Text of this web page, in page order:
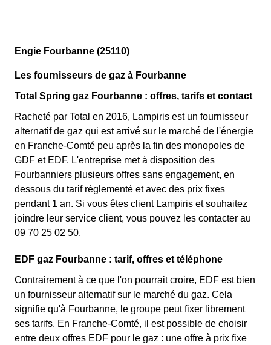
Engie Fourbanne (25110)
Les fournisseurs de gaz à Fourbanne
Total Spring gaz Fourbanne : offres, tarifs et contact
Racheté par Total en 2016, Lampiris est un fournisseur
alternatif de gaz qui est arrivé sur le marché de l'énergie
en Franche-Comté peu après la fin des monopoles de
GDF et EDF. L'entreprise met à disposition des
Fourbanniers plusieurs offres sans engagement, en
dessous du tarif réglementé et avec des prix fixes
pendant 1 an. Si vous êtes client Lampiris et souhaitez
joindre leur service client, vous pouvez les contacter au
09 70 25 02 50.
EDF gaz Fourbanne : tarif, offres et téléphone
Contrairement à ce que l'on pourrait croire, EDF est bien
un fournisseur alternatif sur le marché du gaz. Cela
signifie qu'à Fourbanne, le groupe peut fixer librement
ses tarifs. En Franche-Comté, il est possible de choisir
entre deux offres EDF pour le gaz : une offre à prix fixe